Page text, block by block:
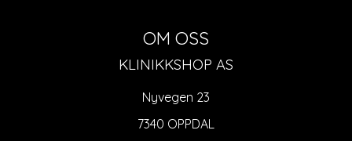
OM OSS
KLINIKKSHOP AS
Nyvegen 23
7340 OPPDAL